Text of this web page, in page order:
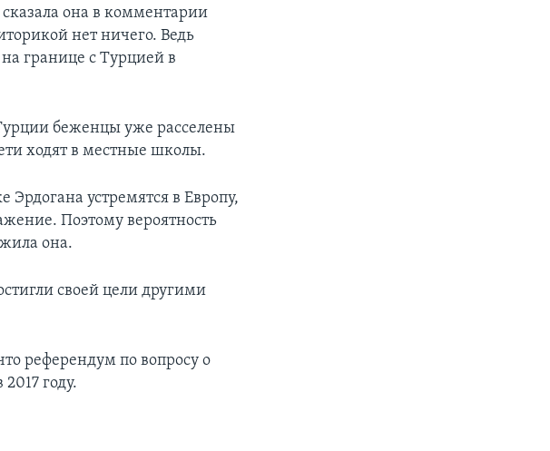
она в комментарии
нет ничего. Ведь
границе с Турцией в
беженцы уже расселены
ходят в местные школы.
Эрдогана устремятся в Европу,
Поэтому вероятность
она.
своей цели другими
референдум по вопросу о
году.